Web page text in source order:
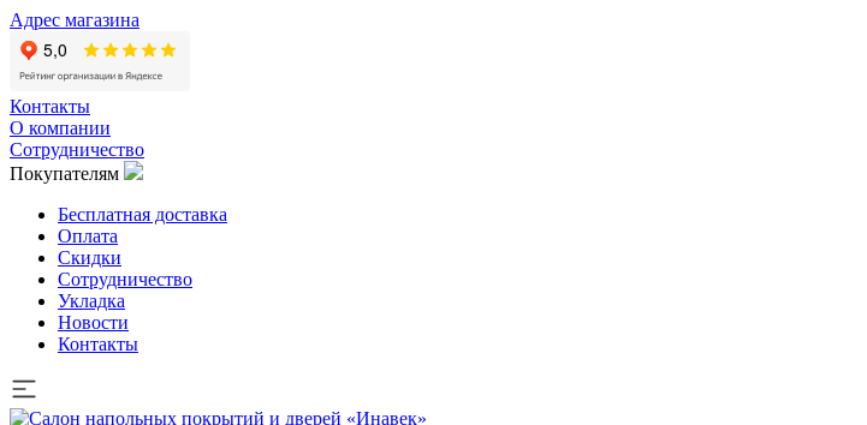
Адрес магазина
Контакты
О компании
Сотрудничество
Покупателям
Бесплатная доставка
Оплата
Скидки
Сотрудничество
Укладка
Новости
Контакты